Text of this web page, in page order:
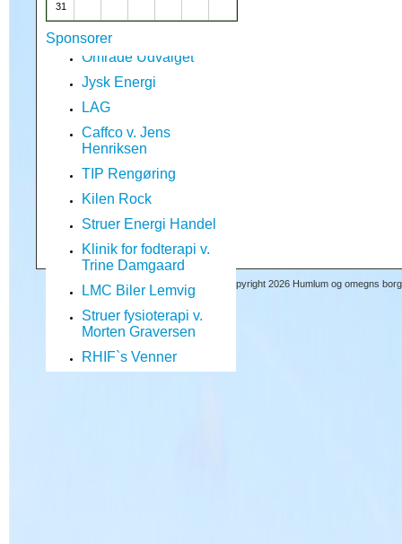
31
Sponsorer
Jysk Energi
LAG
Caffco v. Jens
TIP Rengøring
Kilen Rock
Struer Energi Handel
Klinik for fodterapi v.
LMC Biler Lemvig
Struer fysioterapi v.
RHIF`s Venner
Mr. Arthur
© Copyright 2026 Humlum og omegns